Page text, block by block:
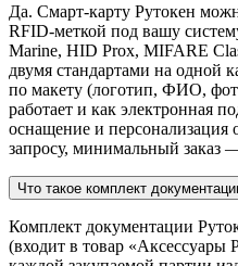
Да. Смарт-карту Рутокен
RFID-меткой под вашу
Marine, HID Prox, MIFARE
двумя стандартами на одной
по макету (логотип, ФИО,
работает и как электронная
оснащение и персонализация
запросу, минимальный заказ
Что такое комплект
Комплект документации
(входит в товар «Аксессуары